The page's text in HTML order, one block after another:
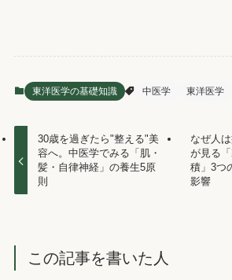
東洋医学の基礎知識 中医学 東洋医学
30歳を過ぎたら"整える"美
容へ。中医学でみる「肌・
髪・自律神経」の養生5原
則
なぜ人
が見る
積」3つ
影響
この記事を書いた人